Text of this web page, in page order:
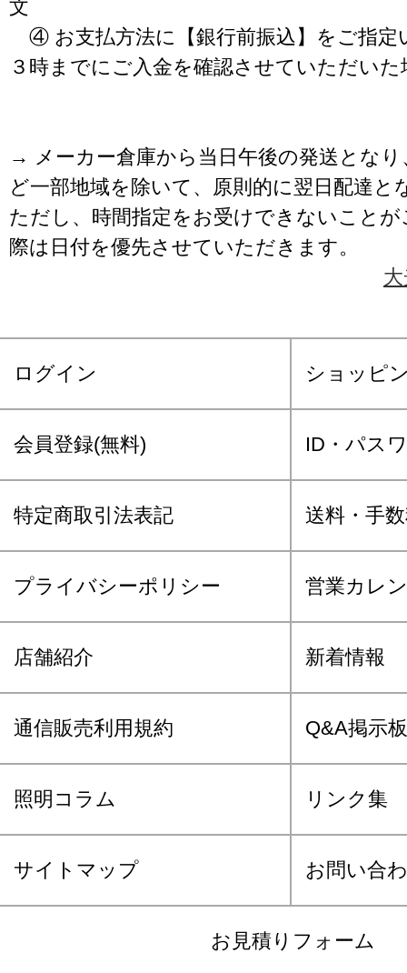
文
④ お支払方法に【銀行前振込】をご指定
３時までにご入金を確認させていただいた
→ メーカー倉庫から当日午後の発送となり
ど一部地域を除いて、原則的に翌日配達と
ただし、時間指定をお受けできないこと
際は日付を優先させていただきます。
ログイン ショッピ
会員登録(無料) ID・パス
特定商取引法表記 送料・手
プライバシーポリシー 営業カレ
店舗紹介 新着情報
通信販売利用規約 Q&A掲示板
照明コラム リンク集
サイトマップ お問い合
お見積りフォーム